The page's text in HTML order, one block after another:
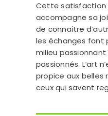
Cette satisfaction
accompagne sa
de connaître
les échanges font
milieu
passionnés. L’art
propice aux belles
ceux qui savent